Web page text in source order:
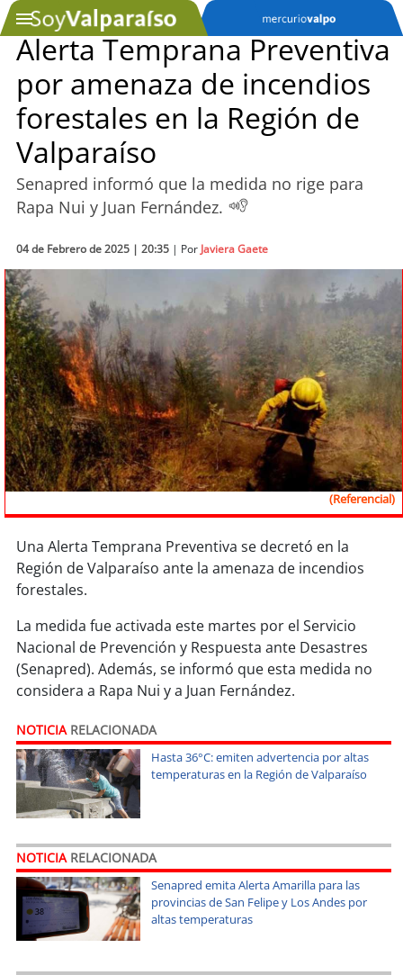
Podcast
Actualidad
Deportes
Tecnología
Sostenibilidad
soychile
soyiquique
soycalama
soyantofagasta
soy copiapó
soy valparaíso
soyquillota
soysanantonio
soy chillán
soysancarlos
soytalcahuano
Alerta Temprana Preventiva
por amenaza de incendios
forestales en la Región de
Valparaíso
Senapred informó que la medida no rige para
Rapa Nui y Juan Fernández.
04 de Febrero de 2025 | 20:35 | Por Javiera Gaete
(Referencial)
Una Alerta Temprana Preventiva se decretó en la
Región de Valparaíso ante la amenaza de incendios
forestales.
La medida fue activada este martes por el Servicio
Nacional de Prevención y Respuesta ante Desastres
(Senapred). Además, se informó que esta medida no
considera a Rapa Nui y a Juan Fernández.
NOTICIARELACIONADA
Hasta 36°C: emiten advertencia por altas
temperaturas en la Región de Valparaíso
NOTICIARELACIONADA
Senapred emita Alerta Amarilla para las
provincias de San Felipe y Los Andes por
altas temperaturas